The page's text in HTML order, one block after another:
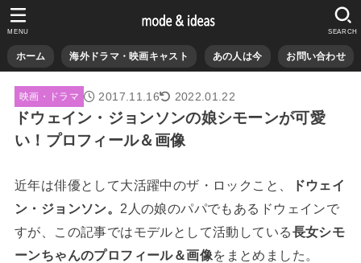
ホーム 海外ドラマ・映画キャスト あの人は今 お問い合わせ
SEARCH
MENU
映画・ドラマ 2017.11.16 2022.01.22
ドウェイン・ジョンソンの娘シモーンが可愛
い！プロフィール＆画像
近年は俳優として大活躍中のザ・ロックこと、
ドウェイ
ン・ジョンソン。 2人の娘のパパでもあるドウェインで
すが、この記事ではモデルとして活動している長女シモ
ーンちゃんのプロフィール＆画像をまとめました。